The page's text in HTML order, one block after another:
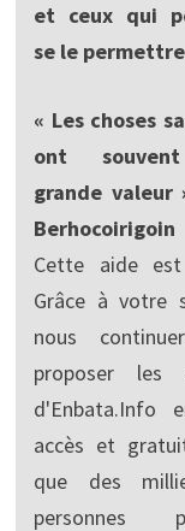
et ceux qui
se le
« Les choses
ont
grande valeur
Berhocoirigoin
Cette aide
Grâce à votre
nous
proposer les
d'Enbata.Info
accès et
que des
personnes